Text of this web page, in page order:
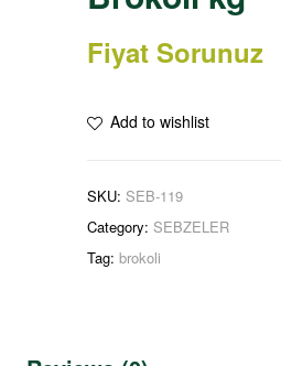
Fiyat Sorunuz
Add to wishlist
SKU: SEB-119
Category: SEBZELER
Tag: brokoli